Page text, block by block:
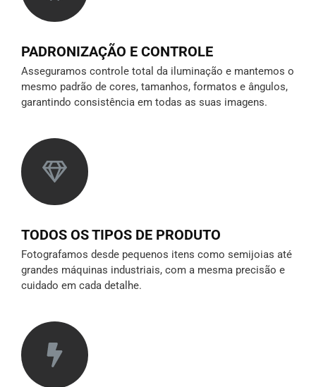
PADRONIZAÇÃO E CONTROLE
Asseguramos controle total da iluminação e mantemos o
mesmo padrão de cores, tamanhos, formatos e ângulos,
garantindo consistência em todas as suas imagens.
TODOS OS TIPOS DE PRODUTO
Fotografamos desde pequenos itens como semijoias até
grandes máquinas industriais, com a mesma precisão e
cuidado em cada detalhe.